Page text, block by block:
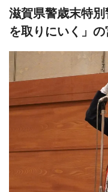
滋賀県警歳末特
を取りにいく」